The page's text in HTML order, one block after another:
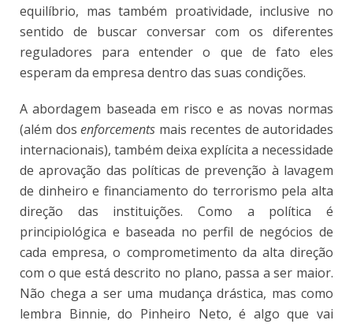
equilíbrio, mas também proatividade, inclusive no
sentido de buscar conversar com os diferentes
reguladores para entender o que de fato eles
esperam da empresa dentro das suas condições.
A abordagem baseada em risco e as novas normas
(além dos enforcements mais recentes de autoridades
internacionais), também deixa explícita a necessidade
de aprovação das políticas de prevenção à lavagem
de dinheiro e financiamento do terrorismo pela alta
direção das instituições. Como a política é
principiológica e baseada no perfil de negócios de
cada empresa, o comprometimento da alta direção
com o que está descrito no plano, passa a ser maior.
Não chega a ser uma mudança drástica, mas como
lembra Binnie, do Pinheiro Neto, é algo que vai